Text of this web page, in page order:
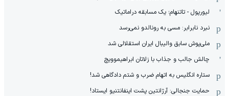
لیورپول - تاتنهام؛ یک مسابقه دراماتیک
نبرد نابرابر: مسی به رونالدو نمی‌رسد
ملی‌پوش سابق والیبال ایران استقلالی شد
چالش جالب و جذاب با زلاتان ابراهیموویچ
ستاره انگلیس به اتهام ضرب و شتم دادگاهی شد!
حمایت جنجالی: آرژانتین پشت اینفانتنیو ایستاد!